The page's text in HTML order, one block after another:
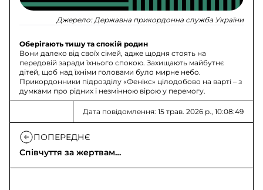
Джерело: Державна прикордонна служба України
Оберігають тишу та спокій родин
Вони далеко від своїх сімей, адже щодня стоять на
передовій заради їхнього спокою. Захищають майбутнє
дітей, щоб над їхніми головами було мирне небо.
Прикордонники підрозділу «Фенікс» цілодобово на варті – з
думками про рідних і незмінною вірою у перемогу.
Дата повідомлення: 15 трав. 2026 р., 10:08:49
ПОПЕРЕДНЄ
Співчуття за жертвами
удару російської